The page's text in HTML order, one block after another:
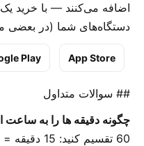
دستگاه‌های شما (در بعضی
App Store
Play
## سوالات متداول
چگونه دقیقه ها را به ساعت